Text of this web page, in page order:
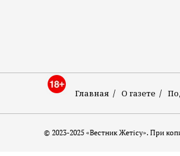
Главная О газете
© 2023-2025 «Вестник Жетісу». При